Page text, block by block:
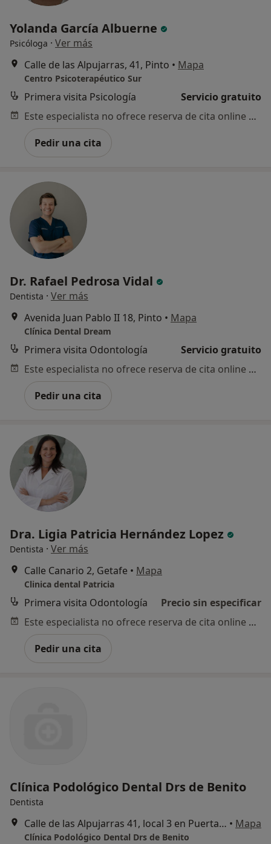
Yolanda García Albuerne
Psicóloga · Ver más
Calle de las Alpujarras, 41, Pinto • Mapa
Centro Psicoterapéutico Sur
Primera visita Psicología
Servicio gratuito
Este especialista no ofrece reserva de cita online en esta dirección.
Pedir una cita
Dr. Rafael Pedrosa Vidal
Dentista · Ver más
Avenida Juan Pablo II 18, Pinto • Mapa
Clínica Dental Dream
Primera visita Odontología
Servicio gratuito
Este especialista no ofrece reserva de cita online en esta dirección.
Pedir una cita
Dra. Ligia Patricia Hernández Lopez
Dentista · Ver más
Calle Canario 2, Getafe • Mapa
Clinica dental Patricia
Primera visita Odontología
Precio sin especificar
Este especialista no ofrece reserva de cita online en esta dirección.
Pedir una cita
Clínica Podológico Dental Drs de Benito
Dentista
Calle de las Alpujarras 41, local 3 en Puerta de Pinto, Pinto • Mapa
Clínica Podológico Dental Drs de Benito